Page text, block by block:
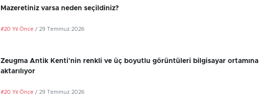
Mazeretiniz varsa neden seçildiniz?
#20 Yıl Önce / 29 Temmuz 2026
Zeugma Antik Kenti'nin renkli ve üç boyutlu görüntüleri bilgisayar ortamına
aktarılıyor
#20 Yıl Önce / 29 Temmuz 2026